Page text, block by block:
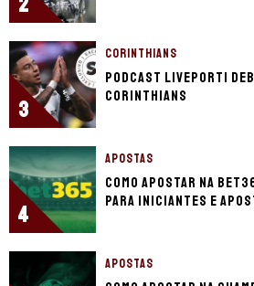
3
CORINTHIANS
Podcast LivePorTI
Corinthians
4
APOSTAS
Como apostar na
para iniciantes e
APOSTAS